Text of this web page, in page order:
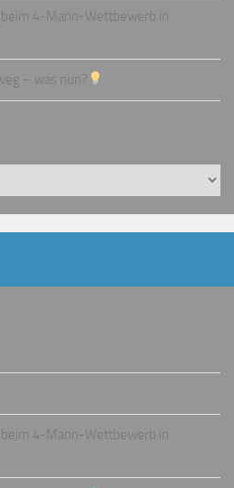
4-Mann-Wettbewerb in
– was nun?
4-Mann-Wettbewerb in